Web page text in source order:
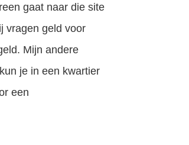
gaat naar die site
vragen geld voor
Mijn andere
je in een kwartier
een